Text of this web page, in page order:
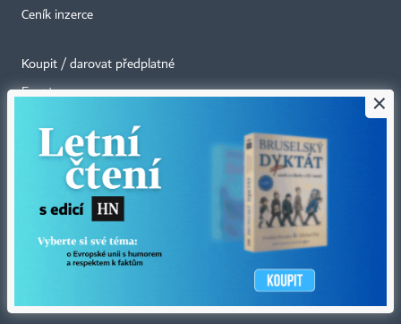
Ceník inzerce
Koupit / darovat předplatné
Eventy
RSS kanály
Autorská práva vykonává vydavatel. Bez písemného svolení vydavatele je
zakázáno jakékoli užití částí nebo celku díla, zejména rozmnožování a šíření
jakýmkoli způsobem, mechanickým nebo elektronickým, v českém nebo
jiném jazyce. Bez souhlasu vydavatele je zakázáno též rozmnožování
obsahu pro účely automatizované analýzy textů nebo dat
×